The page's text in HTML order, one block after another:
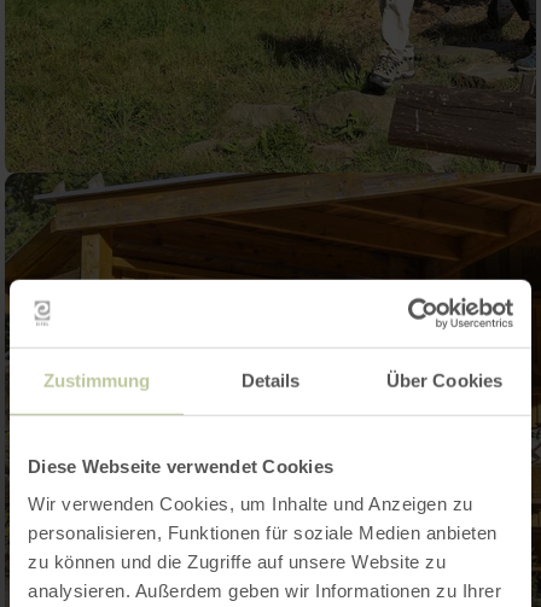
Zustimmung Details Über Cookies
Diese Webseite verwendet Cookies
Wir verwenden Cookies, um Inhalte und Anzeigen zu
personalisieren, Funktionen für soziale Medien anbieten
zu können und die Zugriffe auf unsere Website zu
analysieren. Außerdem geben wir Informationen zu Ihrer